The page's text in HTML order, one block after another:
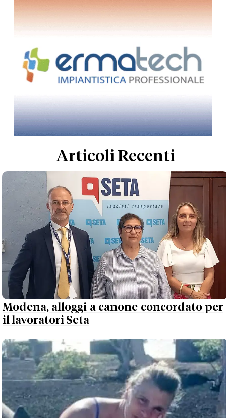
Articoli Recenti
Modena, alloggi a canone concordato per
il lavoratori Seta